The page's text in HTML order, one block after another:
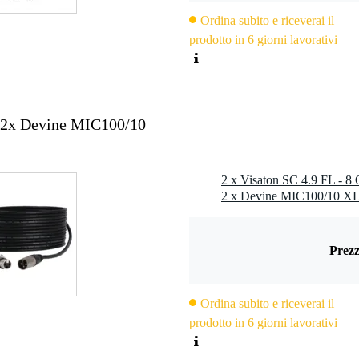
Hz
mm
Ordina subito e riceverai il
prodotto in 6 giorni lavorativi
Devine MIC100/10
Ordina subito e riceverai il
prodotto in 6 giorni lavorativi